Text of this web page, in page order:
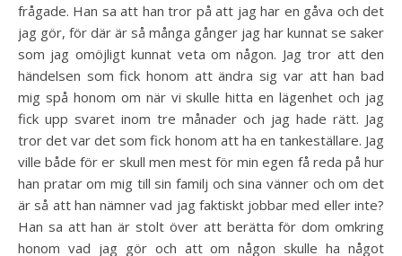
frågade. Han sa att han tror på att jag har en gåva och det
jag gör, för där är så många gånger jag har kunnat se saker
som jag omöjligt kunnat veta om någon. Jag tror att den
händelsen som fick honom att ändra sig var att han bad
mig spå honom om när vi skulle hitta en lägenhet och jag
fick upp svaret inom tre månader och jag hade rätt. Jag
tror det var det som fick honom att ha en tankeställare. Jag
ville både för er skull men mest för min egen få reda på hur
han pratar om mig till sin familj och sina vänner och om det
är så att han nämner vad jag faktiskt jobbar med eller inte?
Han sa att han är stolt över att berätta för dom omkring
honom vad jag gör och att om någon skulle ha något